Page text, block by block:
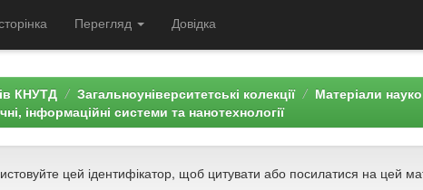
Перегляд Довідка
КНУТД Загальноуніверситетські колекції Матеріали
інформаційні системи та нанотехнології
цей ідентифікатор, щоб цитувати або посилатися на цей